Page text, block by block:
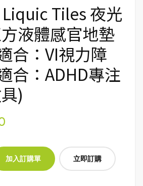
Tiles 夜光
液體感官地墊
合：VI視力障
合：ADHD專注
)
立即訂購